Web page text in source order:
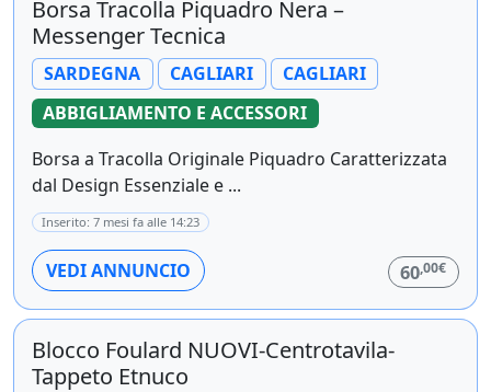
Borsa Tracolla Piquadro Nera –
Messenger Tecnica
SARDEGNA CAGLIARI
CAGLIARI
ABBIGLIAMENTO E ACCESSORI
Borsa a Tracolla Originale Piquadro Caratterizzata
dal Design Essenziale e ...
Inserito: 7 mesi fa alle 14:23
VEDI ANNUNCIO 60,00€
Blocco Foulard NUOVI-Centrotavila-
Tappeto Etnuco